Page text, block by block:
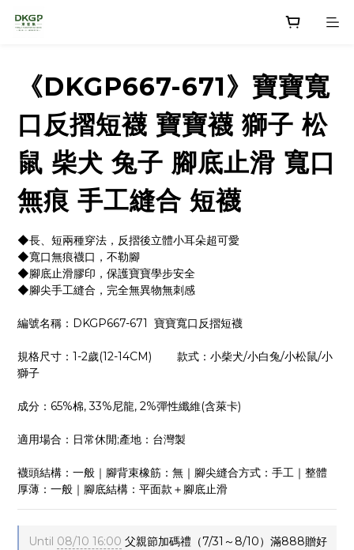
《DKGP667-671》寶寶寬
口反摺短襪 寶寶襪 獅子 松
鼠 柴犬 兔子 腳底止滑 寬口
無痕 手工縫合 短襪
◆長、短兩種穿法，反摺後立體小耳朵超可愛
◆寬口無痕襪口，不勒腳
◆腳底止滑膠印，保護寶寶學步安全
◆腳尖手工縫合，完全無異物無刺感
編號名稱：DKGP667-671  寶寶寬口反摺短襪
規格尺寸：1-2歲(12-14CM)        款式：小柴犬/小白兔/小松鼠/小
獅子
成分：65%棉, 33%尼龍, 2%彈性纖維(含萊卡)
適用場合：日常休閒;產地：台灣製
襪頭結構：一般｜腳背束橡筋：無｜腳尖縫合方式：手工｜整體
厚薄：一般｜腳底結構：平面款＋腳底止滑
Until 08/10 16:00 父親節加碼禮（7/31～8/10）滿888贈好